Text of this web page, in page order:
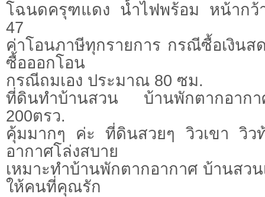
โฉนดครุฑแดง น้ำไฟพร้อม หน้าก
47
ค่าโอนภาษีทุกรายการ กรณีซื้อเงิน
ซื้อออกโอน
กรณีถมเอง ประมาณ 80 ซม.
ที่ดินทำบ้านสวน บ้านพักตากอาก
200ตรว.
คุ้มมากๆ ค่ะ ที่ดินสวยๆ วิวเขา วิว
อากาศโล่งสบาย
เหมาะทำบ้านพักตากอากาศ บ้านสว
ให้คนที่คุณรัก